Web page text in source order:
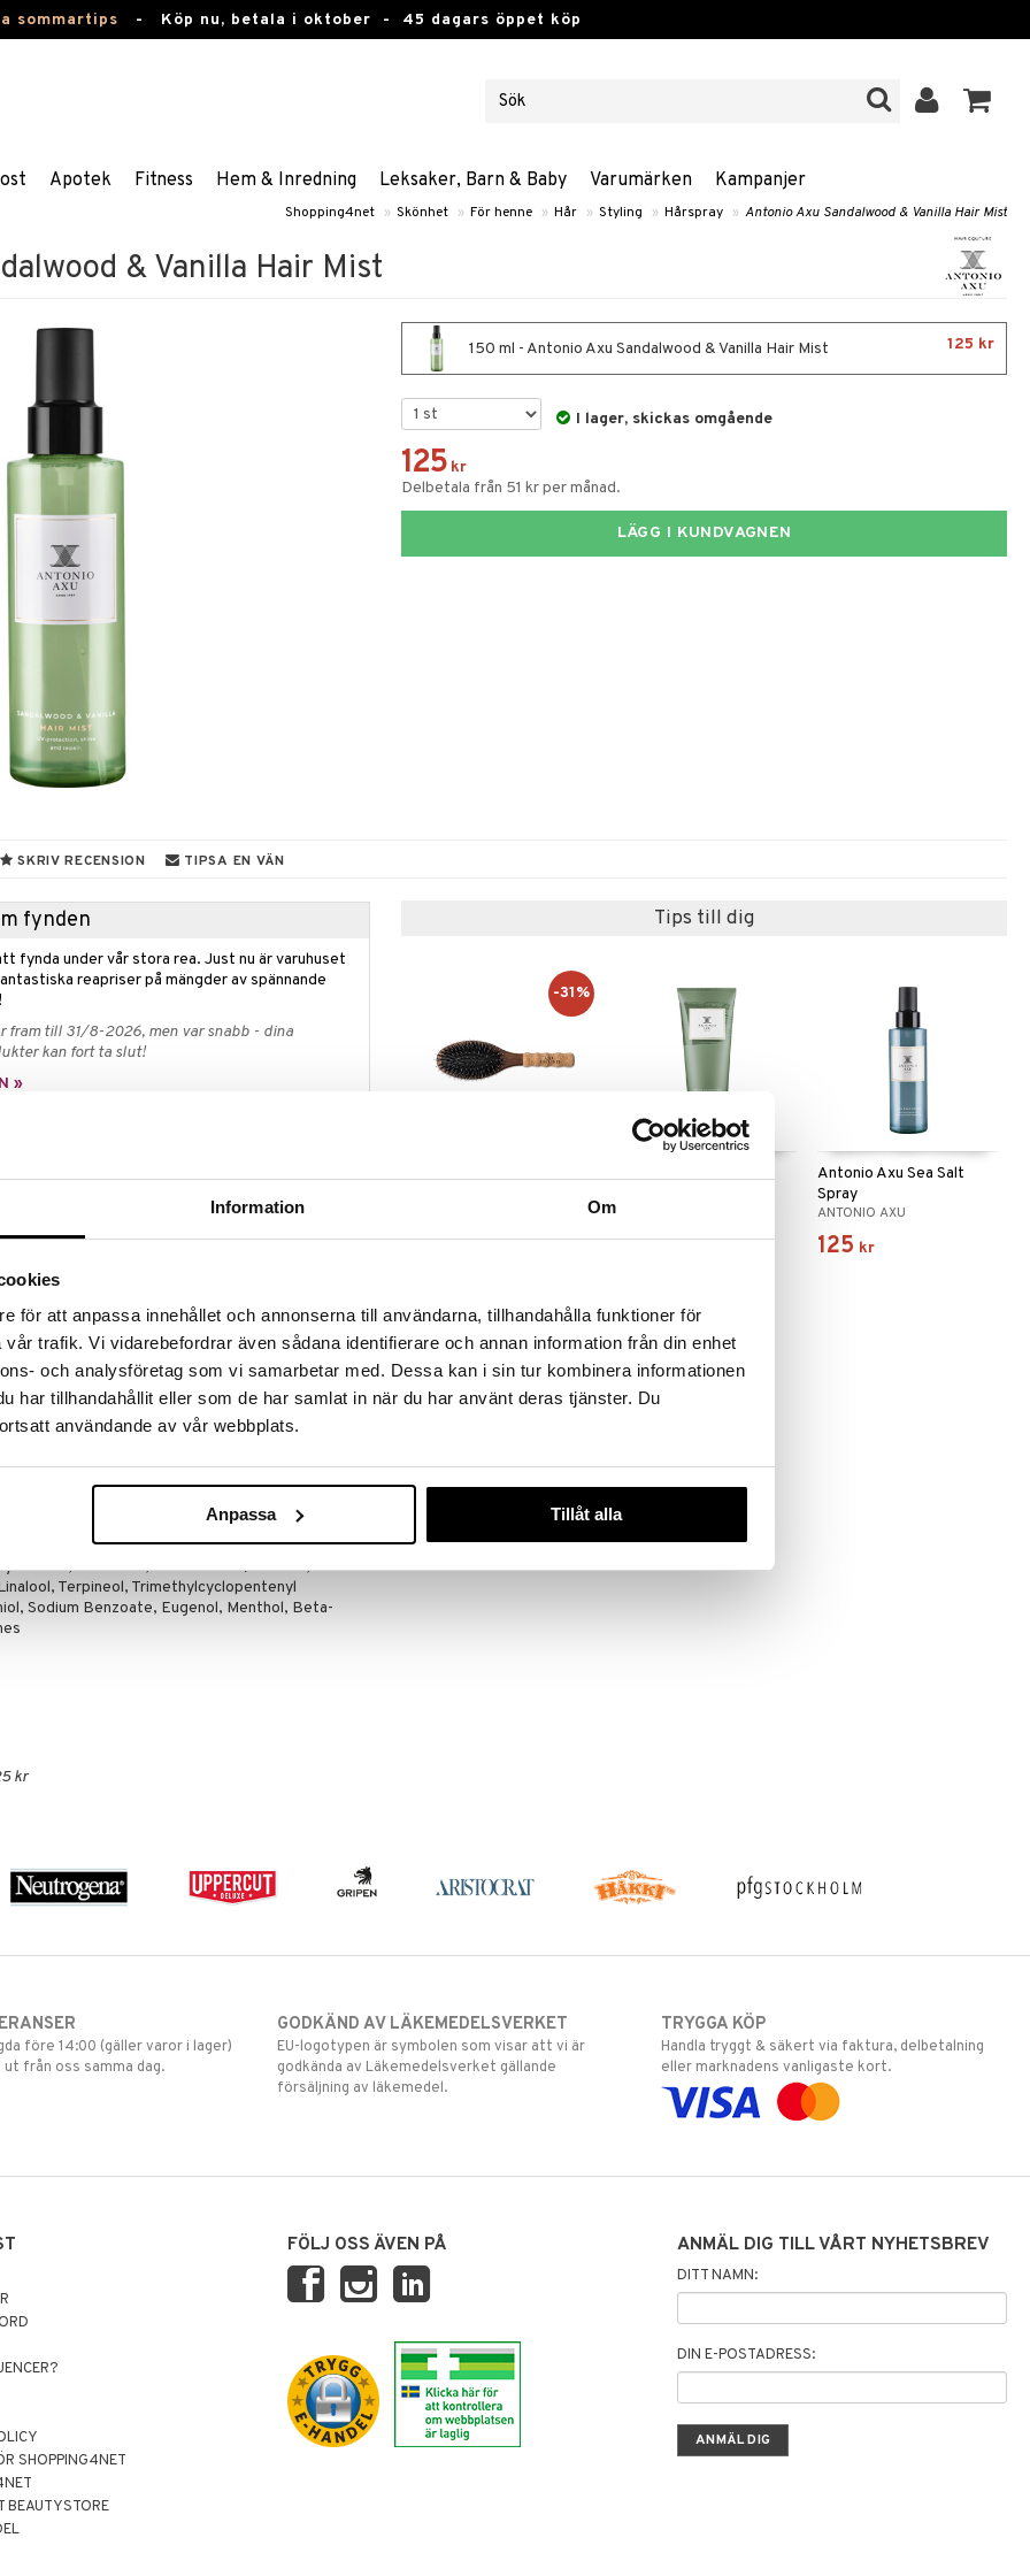
Information Om
för att anpassa innehållet och annonserna till användarna, tillhandahålla funktioner för
trafik. Vi vidarebefordrar även sådana identifierare och annan information från din enhet
och analysföretag som vi samarbetar med. Dessa kan i sin tur kombinera informationen
har tillhandahållit eller som de har samlat in när du har använt deras tjänster. Du
användande av vår webbplats.
Anpassa Tillåt alla
sommartips - Köp nu, betala i oktober - 45 dagars öppet köp
Apotek Fitness Hem & Inredning Leksaker, Barn & Baby Varumärken Kampanjer
Shopping4net » Skönhet » För henne » Hår » Styling » Hårspray » Antonio Axu Sandalwood & Vanilla Hair Mist
& Vanilla Hair Mist
150 ml - Antonio Axu Sandalwood & Vanilla Hair Mist 125 kr
I lager, skickas omgående
125 kr
Delbetala från 51 kr per månad.
LÄGG I KUNDVAGNEN
SKRIV RECENSION TIPSA EN VÄN
fynden
fynda under vår stora rea. Just nu är varuhuset
reapriser på mängder av spännande
fram till 31/8-2026, men var snabb - dina
kan fort ta slut!
»
Mist är en uppfräschande och reparerande
skador från solexponering.
kokos, sandelträ och vaniljdröjer sig kvar och
lyster.
snabbt utan att upplevas som kladdig,
att ta med sig i handväskan och utgör ett perfekt
upp håret.
40 Hydrogenated Castor Oil, Trideceth-9,
Dimethylpabamidopropyl Laurdimonium
Hexamethylindanopyran, Tetramethyl
Glycol, Linalyl Acetate, Coumarin,
Ionone, Limonene, Lavandula Oil/Extract, Citrus
Terpineol, Trimethylcyclopentenyl
Sodium Benzoate, Eugenol, Menthol, Beta-
kr
Tips till dig
179 (ord.259kr)
-31%
ANTONIO AXU
135
Antonio Axu Sea Salt
Spray
ANTONIO AXU
125 kr
före 14:00 (gäller varor i lager)
från oss samma dag.
GODKÄND AV LÄKEMEDELSVERKET
EU-logotypen är symbolen som visar att vi är
godkända av Läkemedelsverket gällande
försäljning av läkemedel.
TRYGGA KÖP
Handla tryggt & säkert via faktura, delbetalning
eller marknadens vanligaste kort.
SHOPPING4NET
BEAUTYSTORE
FÖLJ OSS ÄVEN PÅ ANMÄL DIG TILL VÅRT NYHETSBREV
DITT NAMN:
DIN E-POSTADRESS: